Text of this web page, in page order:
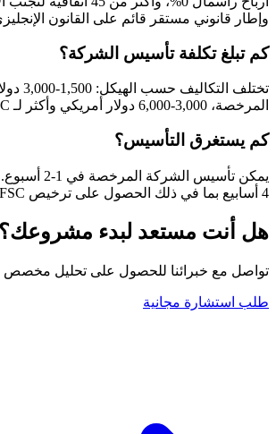
وإطار قانوني مستقر قائم على القانون
كم تبلغ تكلفة تأسيس الشركة؟
تختلف
المرخصة، 3,000-6,000 دولار أمريكي وأكثر لـ GBC.
كم يستغرق التأسيس؟
4 أسابيع بما في ذلك الحصول على ترخيص FSC.
هل أنت مستعد لبدء مشروعك؟
تواصل مع خبرائنا للحصول على تحليل
طلب استشارة مجانية